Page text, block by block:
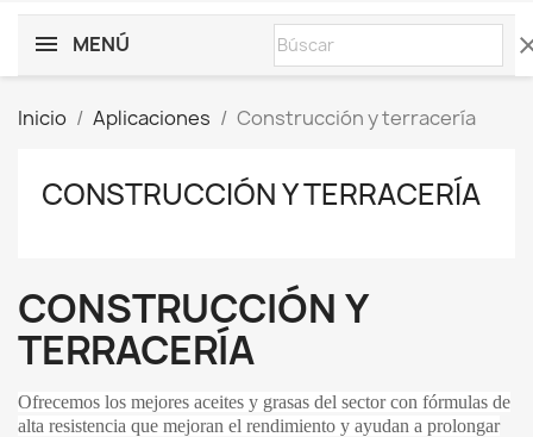
MENÚ
Inicio Aplicaciones Construcción y terracería
CONSTRUCCIÓN Y TERRACERÍA
CONSTRUCCIÓN Y
TERRACERÍA
Ofrecemos los mejores aceites y grasas del sector con fórmulas de
alta resistencia que mejoran el rendimiento y ayudan a prolongar